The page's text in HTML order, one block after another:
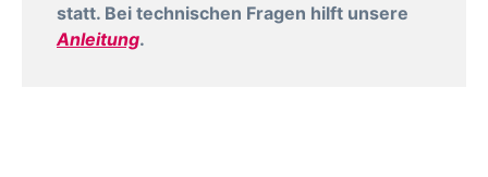
statt. Bei technischen Fragen hilft unsere
Anleitung.